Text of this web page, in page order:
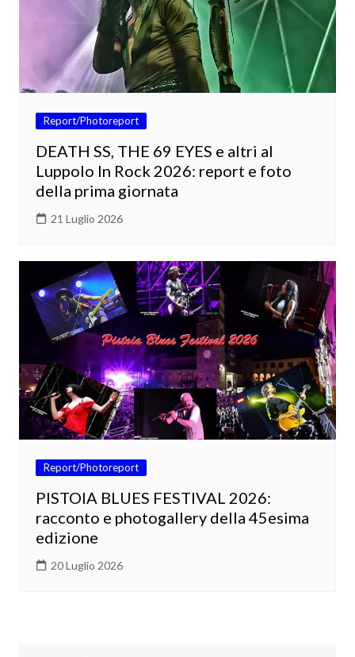
Report/Photoreport
DEATH SS, THE 69 EYES e altri al
Luppolo In Rock 2026: report e foto
della prima giornata
21 Luglio 2026
Report/Photoreport
PISTOIA BLUES FESTIVAL 2026:
racconto e photogallery della 45esima
edizione
20 Luglio 2026